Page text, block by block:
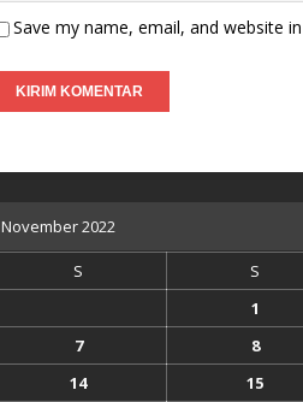
Save my name, email, and website
November 2022
S S
1
7
8
14
15